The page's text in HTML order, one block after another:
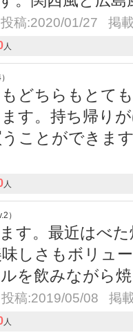
投稿:2020/01/27 掲
人
どちらもとて
す。持ち帰り
ことができま
人
）
す。最近はべ
しさもボリュ
を飲みながら
投稿:2019/05/08 掲
人